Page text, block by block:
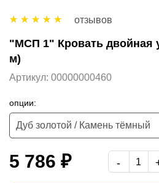
отзывов
"МСП 1" Кровать двойная
м)
Артикул: 00000000460
опции:
Дуб золотой / Камень тёмный
Ясень Анкор светлый
5 786 ₽